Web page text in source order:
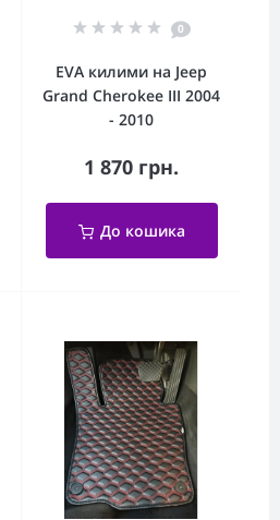
0
EVA килими на Jeep
Grand Cherokee III 2004
- 2010
1 870 грн.
До кошика